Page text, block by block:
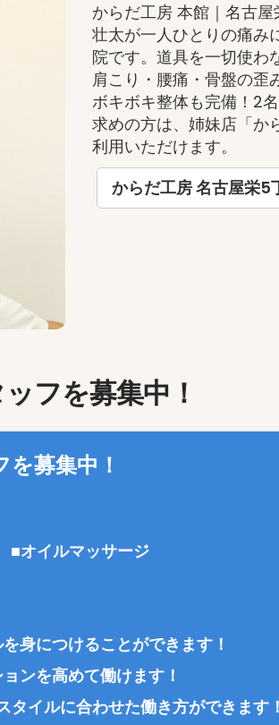
からだ工房 本館｜名古
壮太が一人ひとりの痛み
院です。道具を一切使わ
肩こり・腰痛・骨盤の歪
ボキボキ整体も完備！2
求めの方は、姉妹店「か
利用いただけます。
からだ工房 名古屋栄5
フを募集中！
募集中！
■オイルマッサージ
身につけることができます！
ンを高めて働けます！
イルに合わせた働き方ができます